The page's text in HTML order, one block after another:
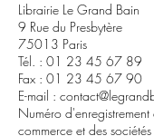
Librairie Le Grand Bain
9 Rue du Presbytère
75013 Paris
Tél. : 01 23 45 67 89
Fax : 01 23 45 67 90
E-mail :
Numéro d'enregistrement
commerce et des sociétés